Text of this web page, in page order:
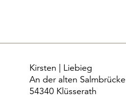
Kirsten | Liebieg
An der alten Salmbrücke
54340 Klüsserath